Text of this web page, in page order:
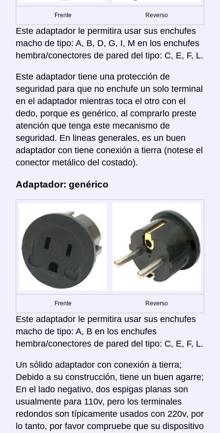
Frente Reverso
Este adaptador le permitira usar sus enchufes
macho de tipo: A, B, D, G, I, M en los enchufes
hembra/conectores de pared del tipo: C, E, F, L.
Este adaptador tiene una protección de
seguridad para que no enchufe un solo terminal
en el adaptador mientras toca el otro con el
dedo, porque es genérico, al comprarlo preste
atención que tenga este mecanismo de
seguridad. En lineas generales, es un buen
adaptador con tiene conexión a tierra (notese el
conector metálico del costado).
Adaptador: genérico
Frente Reverso
Este adaptador le permitira usar sus enchufes
macho de tipo: A, B en los enchufes
hembra/conectores de pared del tipo: C, E, F, L.
Un sólido adaptador con conexión a tierra;
Debido a su construcción, tiene un buen agarre;
En el lado negativo, dos espigas planas son
usualmente para 110v, pero los terminales
redondos son típicamente usados con 220v, por
lo tanto, por favor compruebe que su dispositivo